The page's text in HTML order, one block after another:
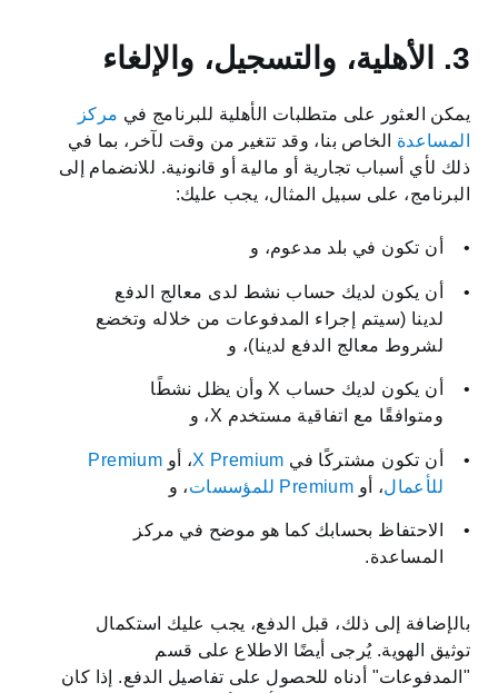
3. الأهلية، والتسجيل، والإلغاء
يمكن العثور على متطلبات الأهلية للبرنامج في مركز
المساعدة الخاص بنا، وقد تتغير من وقت لآخر، بما في
ذلك لأي أسباب تجارية أو مالية أو قانونية. للانضمام إلى
البرنامج، على سبيل المثال، يجب عليك:
أن تكون في بلد مدعوم، و
أن يكون لديك حساب نشط لدى معالج الدفع
لدينا (سيتم إجراء المدفوعات من خلاله وتخضع
لشروط معالج الدفع لدينا)، و
أن يكون لديك حساب X وأن يظل نشطًا
ومتوافقًا مع اتفاقية مستخدم X، و
أن تكون مشتركًا في X Premium، أو Premium
للأعمال، أو Premium للمؤسسات ، و
الاحتفاظ بحسابك كما هو موضح في مركز
المساعدة.
بالإضافة إلى ذلك، قبل الدفع، يجب عليك استكمال
توثيق الهوية. يُرجى أيضًا الاطلاع على قسم
"المدفوعات" أدناه للحصول على تفاصيل الدفع. إذا كان